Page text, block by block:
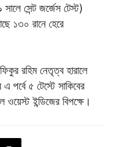
সেন্ট জর্জেস টেস্ট)
১৩০ রানে হেরে
রহিম নেতৃত্ব হারালে
৫ টেস্টে সাকিবের
ইন্ডিজের বিপক্ষে।